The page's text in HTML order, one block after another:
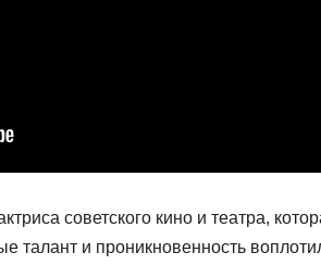
советского кино и театра,
талант и проникновенность